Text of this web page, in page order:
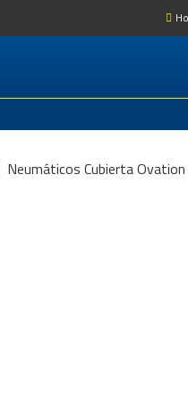
Neumáticos Cubierta